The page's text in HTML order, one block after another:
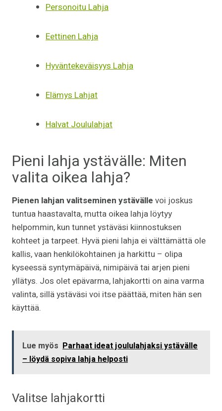
Personoitu Lahja
Eettinen Lahja
Hyväntekeväisyys Lahja
Elämys Lahjat
Halvat Joululahjat
Pieni lahja ystävälle: Miten
valita oikea lahja?
Pienen lahjan valitseminen ystävälle voi joskus
tuntua haastavalta, mutta oikea lahja löytyy
helpommin, kun tunnet ystäväsi kiinnostuksen
kohteet ja tarpeet. Hyvä pieni lahja ei välttämättä ole
kallis, vaan henkilökohtainen ja harkittu – olipa
kyseessä syntymäpäivä, nimipäivä tai arjen pieni
yllätys. Jos olet epävarma, lahjakortti on aina varma
valinta, sillä ystäväsi voi itse päättää, miten hän sen
käyttää.
Lue myös Parhaat ideat joululahjaksi ystävälle
– löydä sopiva lahja helposti
Valitse lahjakortti